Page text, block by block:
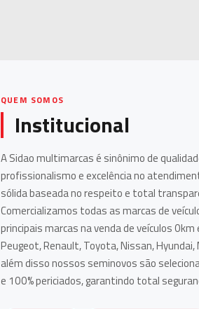
QUEM SOMOS
Institucional
A Sidao multimarcas é sinônimo de
profissionalismo e excelência no
sólida baseada no respeito e total
Comercializamos todas as marcas de
principais marcas na venda de veículos
Peugeot, Renault, Toyota, Nissan,
além disso nossos seminovos são
e 100% periciados, garantindo total